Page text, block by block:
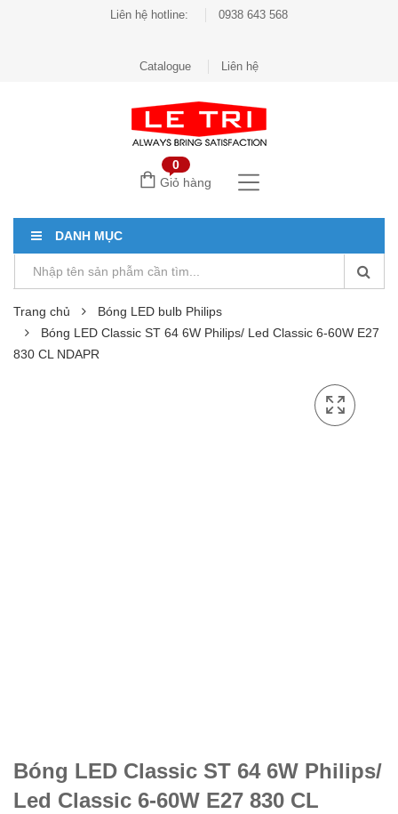
Liên hệ hotline: 0938 643 568
Catalogue Liên hệ
0
Giỏ hàng
DANH MỤC
Trang chủ
Bóng LED bulb Philips
Bóng LED Classic ST 64 6W Philips/ Led Classic 6-60W E27
830 CL NDAPR
Bóng LED Classic ST 64 6W Philips/
Led Classic 6-60W E27 830 CL